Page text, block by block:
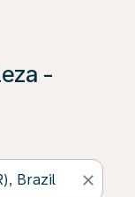
-
close
clique em